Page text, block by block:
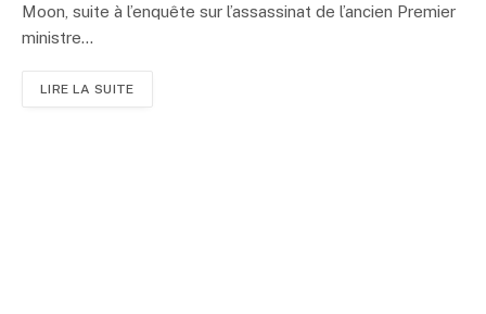
Moon, suite à l’enquête sur l’assassinat de l’ancien Premier
ministre…
LIRE LA SUITE